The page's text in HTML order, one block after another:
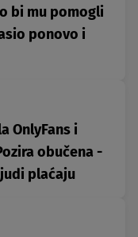
bi mu pomogli
ponovo i
OnlyFans i
obučena -
plaćaju